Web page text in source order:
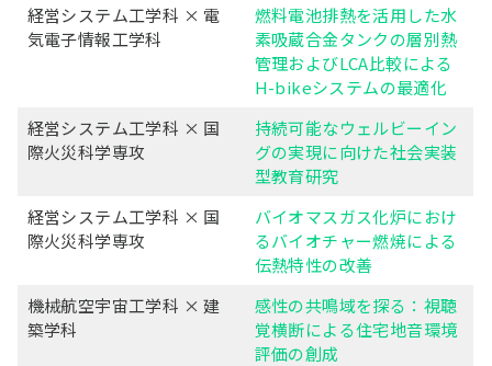
経営システム工学科 × 電
気電子情報工学科
燃料電池排熱を活用した水
素吸蔵合金タンクの層別熱
管理およびLCA比較による
H-bikeシステムの最適化
経営システム工学科 × 国
際火災科学専攻
持続可能なウェルビーイン
グの実現に向けた社会実装
型教育研究
経営システム工学科 × 国
際火災科学専攻
バイオマスガス化炉におけ
るバイオチャー燃焼による
伝熱特性の改善
機械航空宇宙工学科 × 建
築学科
感性の共鳴域を探る：視聴
覚横断による住宅地音環境
評価の創成